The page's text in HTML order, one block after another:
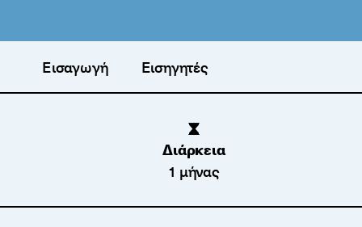
Εισαγωγή Εισηγητές
Διάρκεια
1 μήνας